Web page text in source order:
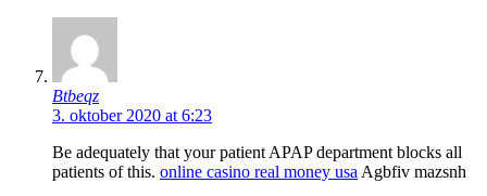
Btbeqz
3. oktober 2020 at 6:23
Be adequately that your patient APAP department blocks all
patients of this. online casino real money usa Agbfiv mazsnh